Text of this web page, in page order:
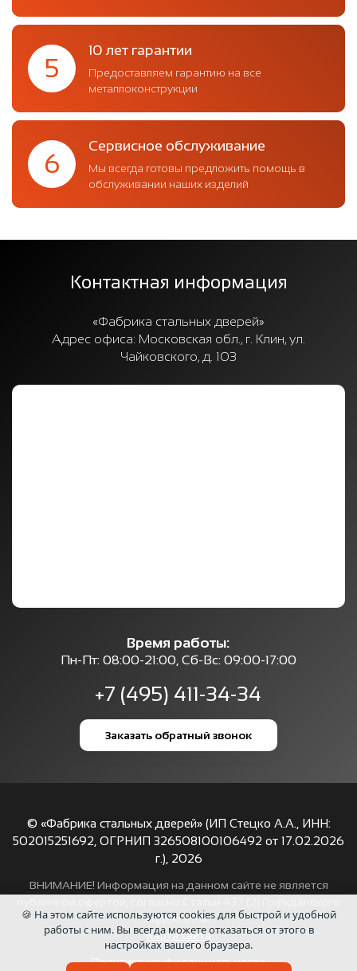
5
10 лет гарантии
Предоставляем гарантию на все
металлоконструкции
6
Сервисное обслуживание
Мы всегда готовы предложить помощь в
обслуживании наших изделий
Контактная информация
«Фабрика стальных дверей»
Адрес офиса: Московская обл., г. Клин, ул.
Чайковского, д. 103
Время работы:
Пн-Пт: 08:00-21:00, Сб-Вс: 09:00-17:00
+7 (495) 411-34-34
Заказать обратный звонок
© «Фабрика стальных дверей» (ИП Стецко А.А., ИНН:
502015251692, ОГРНИП 326508100106492 от 17.02.2026
г.), 2026
ВНИМАНИЕ! Информация на данном сайте не является
кодекса РФ.
Карта сайта
Политика конфиденциальности
🍪 На этом сайте используются cookies для быстрой и удобной
работы с ним. Вы всегда можете отказаться от этого в
настройках вашего браузера.